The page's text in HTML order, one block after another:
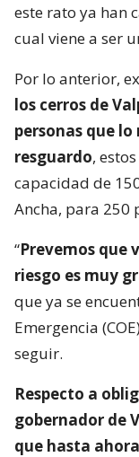
este rato ya han
cual viene a ser
Por lo anterior,
los cerros de
personas que
resguardo,
capacidad de
Ancha, para 250
“Prevemos que
riesgo es muy
que ya se
Emergencia
seguir.
Respecto a
gobernador de
que hasta